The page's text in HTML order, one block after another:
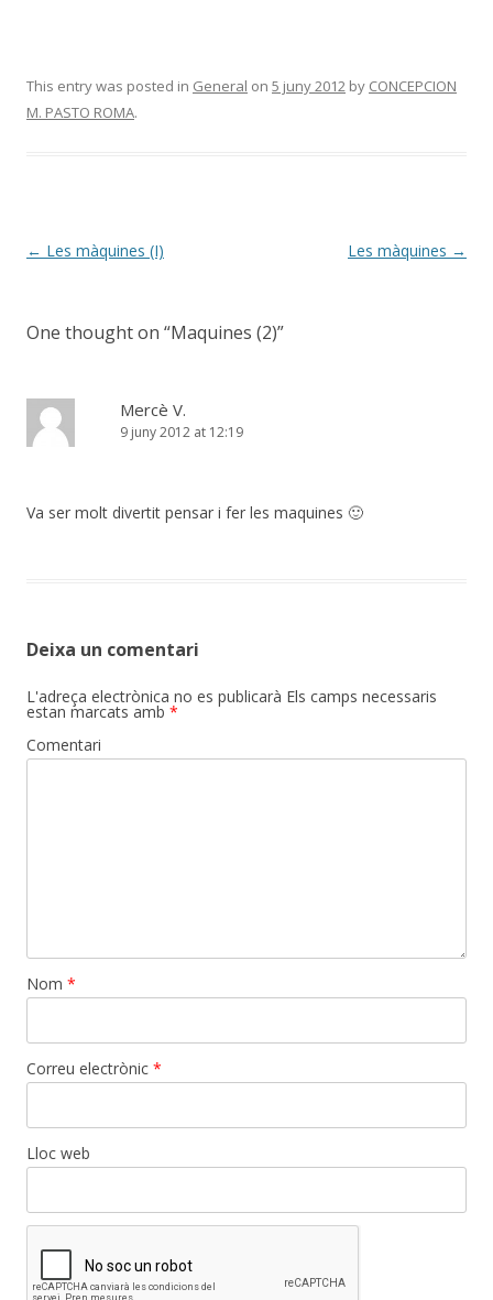
This entry was posted in General on 5 juny 2012 by CONCEPCION
M. PASTO ROMA.
Post
← Les màquines (I) Les màquines →
One thought on “Maquines (2)”
Mercè V.
9 juny 2012 at 12:19
Va ser molt divertit pensar i fer les maquines 🙂
Deixa un comentari
L'adreça electrònica no es publicarà Els camps necessaris
estan marcats amb *
Comentari
Nom *
Correu electrònic *
Lloc web